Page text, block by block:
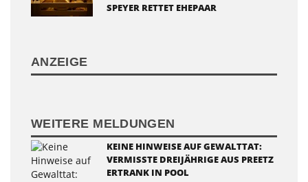
SPEYER RETTET EHEPAAR
ANZEIGE
WEITERE MELDUNGEN
KEINE HINWEISE AUF GEWALTTAT:
VERMISSTE DREIJÄHRIGE AUS PREETZ
ERTRANK IN POOL